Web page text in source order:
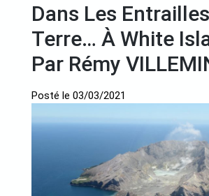
Dans Les
Terre… À White
Par Rémy
Posté le 03/03/2021